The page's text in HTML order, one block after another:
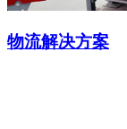
物流解决方案